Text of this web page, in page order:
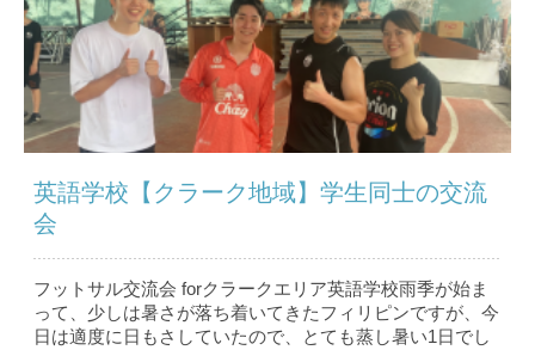
英語学校【クラーク地域】学生同士の交流
会
フットサル交流会 forクラークエリア英語学校雨季が始ま
って、少しは暑さが落ち着いてきたフィリピンですが、今
日は適度に日もさしていたので、とても蒸し暑い1日でし